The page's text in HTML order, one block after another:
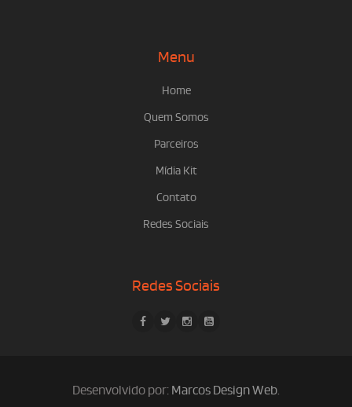
Menu
Home
Quem Somos
Parceiros
Mídia Kit
Contato
Redes Sociais
Redes Sociais
Desenvolvido por: Marcos Design Web.